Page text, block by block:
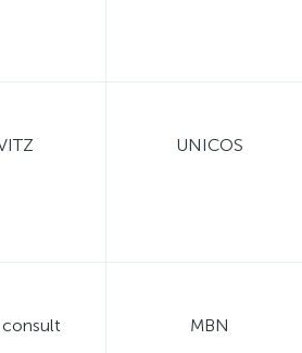
UNICOS
consult MBN